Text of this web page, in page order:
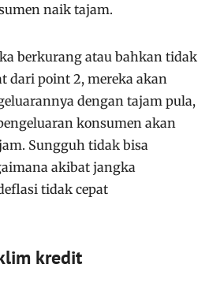
naik tajam.
berkurang atau bahkan tidak
dari point 2, mereka akan
dengan tajam pula,
konsumen akan
Sungguh tidak bisa
akibat jangka
tidak cepat
kredit